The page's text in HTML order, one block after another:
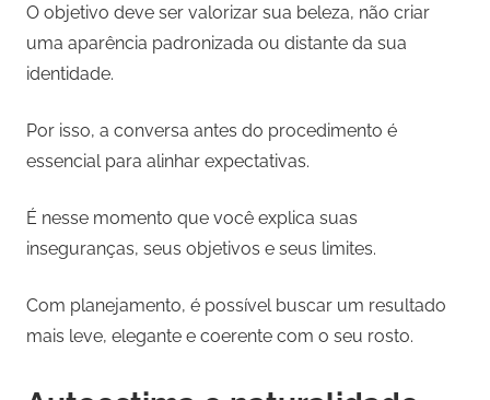
O objetivo deve ser valorizar sua beleza, não criar
uma aparência padronizada ou distante da sua
identidade.
Por isso, a conversa antes do procedimento é
essencial para alinhar expectativas.
É nesse momento que você explica suas
inseguranças, seus objetivos e seus limites.
Com planejamento, é possível buscar um resultado
mais leve, elegante e coerente com o seu rosto.